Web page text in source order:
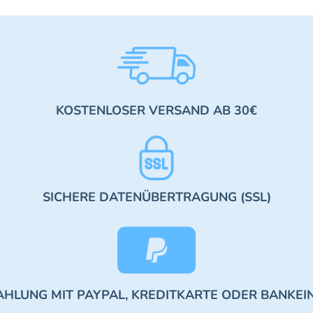
KOSTENLOSER VERSAND AB 30€
SICHERE DATENÜBERTRAGUNG (SSL)
MIT PAYPAL, KREDITKARTE ODER